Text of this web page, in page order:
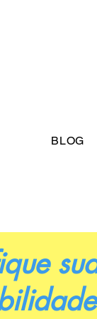
BLOG